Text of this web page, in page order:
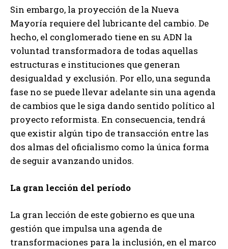
Sin embargo, la proyección de la Nueva
Mayoría requiere del lubricante del cambio. De
hecho, el conglomerado tiene en su ADN la
voluntad transformadora de todas aquellas
estructuras e instituciones que generan
desigualdad y exclusión. Por ello, una segunda
fase no se puede llevar adelante sin una agenda
de cambios que le siga dando sentido político al
proyecto reformista. En consecuencia, tendrá
que existir algún tipo de transacción entre las
dos almas del oficialismo como la única forma
de seguir avanzando unidos.
La gran lección del período
La gran lección de este gobierno es que una
gestión que impulsa una agenda de
transformaciones para la inclusión, en el marco